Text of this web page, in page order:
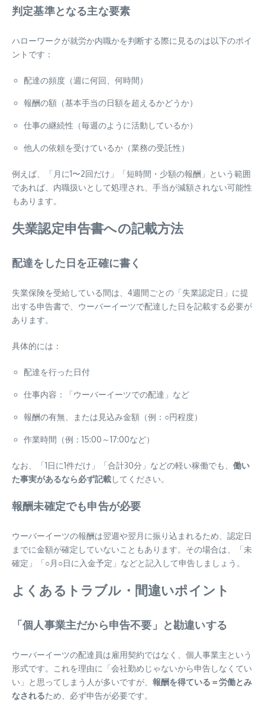
判定基準となる主な要素
ハローワークが就労か内職かを判断する際に見るのは以下のポイ
ントです：
配達の頻度（週に何回、何時間）
報酬の額（基本手当の日額を超えるかどうか）
仕事の継続性（毎週のように活動しているか）
他人の依頼を受けているか（業務の受託性）
例えば、「月に1〜2回だけ」「短時間・少額の報酬」という範囲
であれば、内職扱いとして処理され、手当が減額されない可能性
もあります。
失業認定申告書への記載方法
配達をした日を正確に書く
失業保険を受給している間は、4週間ごとの「失業認定日」に提
出する申告書で、ウーバーイーツで配達した日を記載する必要が
あります。
具体的には：
配達を行った日付
仕事内容：「ウーバーイーツでの配達」など
報酬の有無、または見込み金額（例：○円程度）
作業時間（例：15:00～17:00など）
なお、「1日に1件だけ」「合計30分」などの軽い稼働でも、 働い
た事実があるなら必ず記載してください。
報酬未確定でも申告が必要
ウーバーイーツの報酬は翌週や翌月に振り込まれるため、認定日
までに金額が確定していないこともあります。その場合は、「未
確定」「○月○日に入金予定」などと記入して申告しましょう。
よくあるトラブル・間違いポイント
「個人事業主だから申告不要」と勘違いする
ウーバーイーツの配達員は雇用契約ではなく、個人事業主という
形式です。これを理由に「会社勤めじゃないから申告しなくてい
い」と思ってしまう人が多いですが、 報酬を得ている＝労働とみ
なされるため、必ず申告が必要です。